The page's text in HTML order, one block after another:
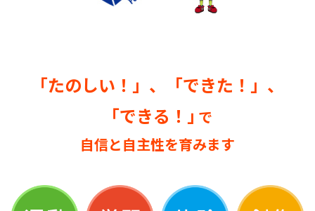
「たのしい！」 、 「できた！」 、
「できる！」で
自信と自主性を育みます